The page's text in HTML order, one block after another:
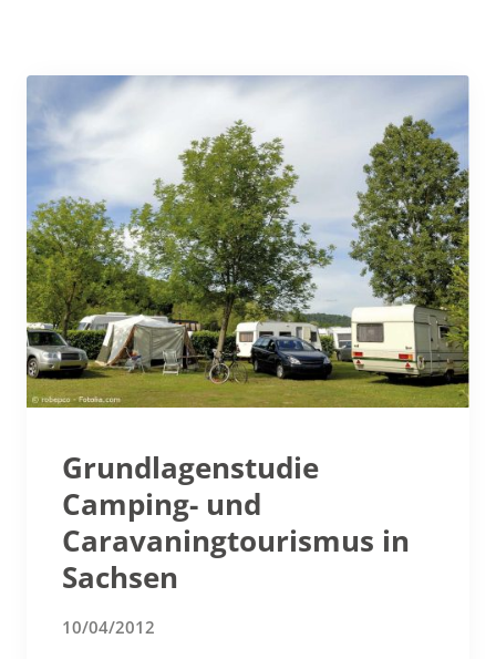
Grundlagenstudie
Camping- und
Caravaningtourismus in
Sachsen
10/04/2012